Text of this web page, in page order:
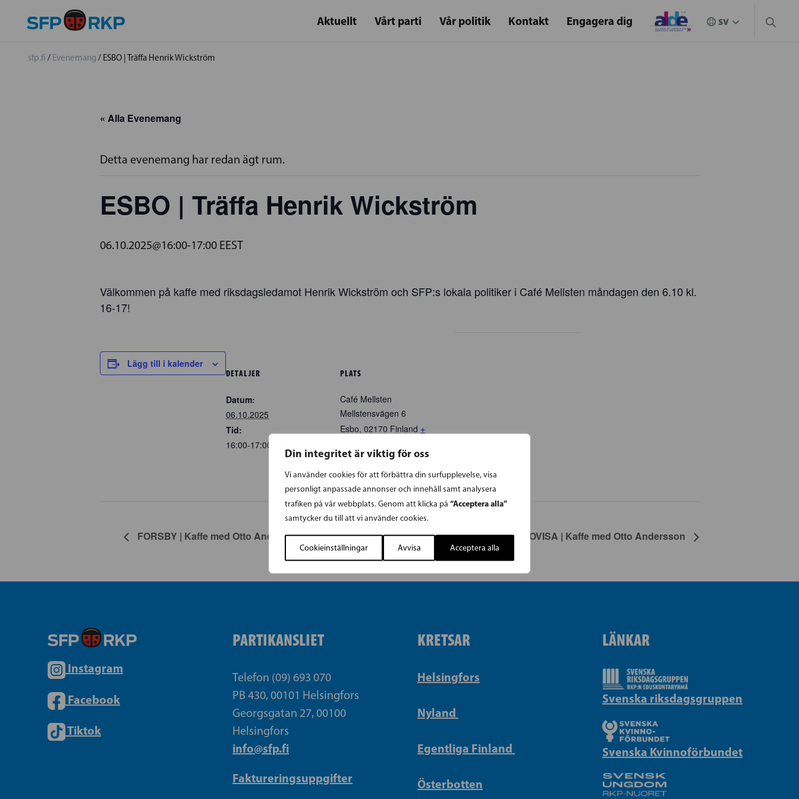
Din integritet är viktig för oss
Vi använder cookies för att förbättra din surfupplevelse, visa
personligt anpassade annonser och innehåll samt analysera
trafiken på vår webbplats. Genom att klicka på “Acceptera alla”
samtycker du till att vi använder cookies.
Cookieinställningar Avvisa Acceptera alla
Aktuellt Vårt parti Vår politik Kontakt Engagera dig
sfp.fi / Evenemang / ESBO | Träffa Henrik Wickström
« Alla Evenemang
Detta evenemang har redan ägt rum.
ESBO | Träffa Henrik Wickström
06.10.2025@16:00-17:00 EEST
Välkommen på kaffe med riksdagsledamot Henrik Wickström och SFP:s lokala politiker i Café Mellsten måndagen den 6.10 kl.
16-17!
Lägg till i kalender
DETALJER
Datum:
06.10.2025
Tid:
16:00-17:00
PLATS
Café Mellsten
Mellstensvägen 6
Esbo, 02170 Finland +
FORSBY | Kaffe med Otto Andersson LOVISA | Kaffe med Otto Andersson
Instagram
Facebook
Tiktok
PARTIKANSLIET
Telefon (09) 693 070
PB 430, 00101 Helsingfors
Georgsgatan 27, 00100
Helsingfors
info@sfp.fi
Faktureringsuppgifter
KRETSAR
Helsingfors
Nyland
Egentliga Finland
Österbotten
LÄNKAR
Svenska riksdagsgruppen
Svenska Kvinnoförbundet